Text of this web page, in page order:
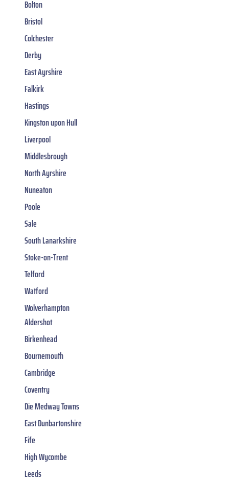
Bolton
Bristol
Colchester
Derby
East Ayrshire
Falkirk
Hastings
Kingston upon Hull
Liverpool
Middlesbrough
North Ayrshire
Nuneaton
Poole
Sale
South Lanarkshire
Stoke-on-Trent
Telford
Watford
Wolverhampton
Aldershot
Birkenhead
Bournemouth
Cambridge
Coventry
Die Medway Towns
East Dunbartonshire
Fife
High Wycombe
Leeds